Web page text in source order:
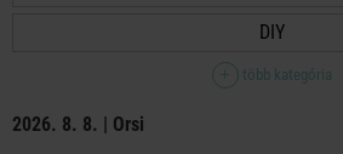
DIY
több kategória
2026. 8. 8. | Orsi